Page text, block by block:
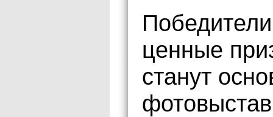
ценные
станут